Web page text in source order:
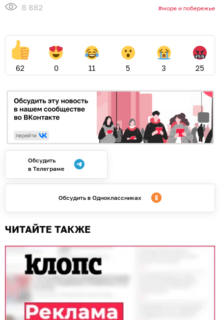
8 882 море и побережье
62 0 11 5 3 25
Обсудить
в Телеграме
Обсудить в Одноклассниках
ЧИТАЙТЕ ТАКЖЕ